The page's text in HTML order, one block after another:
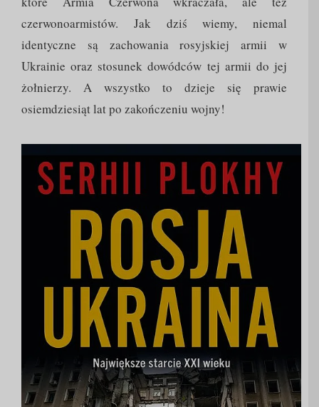
czerwonoarmistów. Jak dziś wiemy, niemal
identyczne są zachowania rosyjskiej armii w
Ukrainie oraz stosunek dowódców tej armii do jej
żołnierzy. A wszystko to dzieje się prawie
osiemdziesiąt lat po zakończeniu wojny!